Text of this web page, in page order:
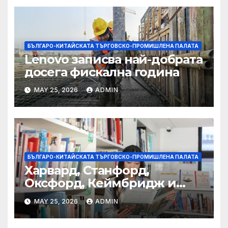
БЪЛГАРО-КИТАЙСКАТА ТЪРГОВСКО-ПРОМИШЛЕНА ПАЛАТА
Lenovo записва най-добрата
досега фискална година
MAY 25, 2026 ADMIN
БЪЛГАРО-КИТАЙСКАТА ТЪРГОВСКО-ПРОМИШЛЕНА ПАЛАТА
Харвард, Станфорд,
Оксфорд, Кеймбридж и
други: как ръководството
на YCIS отваря врати към
престижни университети
MAY 25, 2026 ADMIN